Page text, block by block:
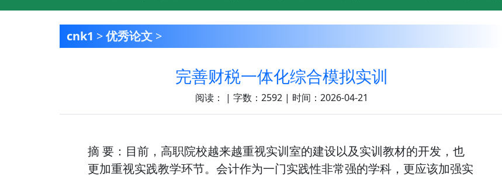
cnk1 >优秀论文 >
完善财税一体化综合模拟实训
阅读： | 字数：2592 | 时间：2026-04-21
摘 要：目前，高职院校越来越重视实训室的建设以及实训教材的开发，也
更加重视实践教学环节。会计作为一门实践性非常强的学科，更应该加强实